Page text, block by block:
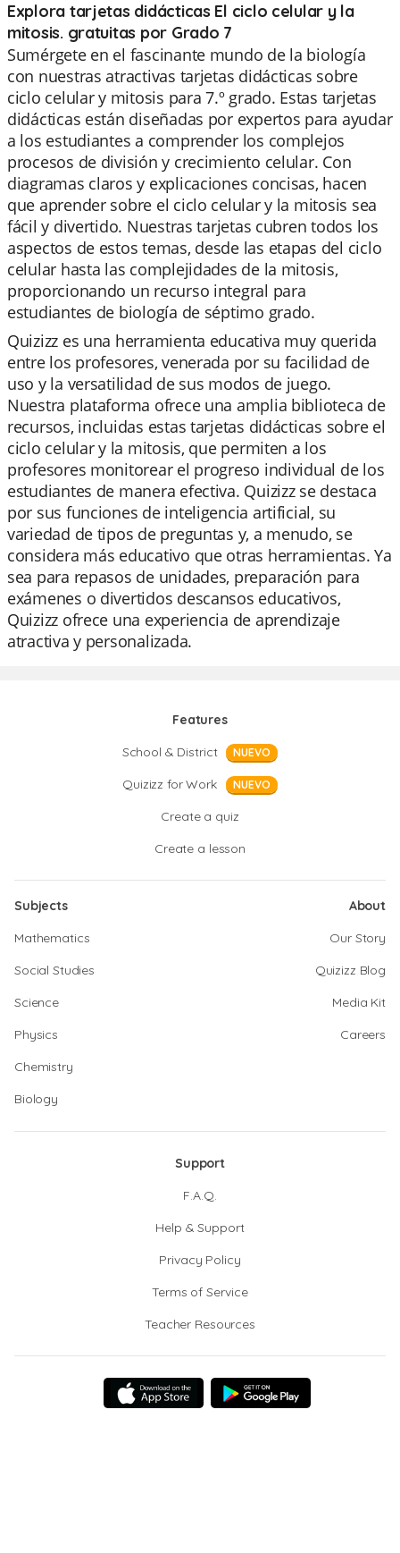
Explora tarjetas didácticas El ciclo celular y la
mitosis. gratuitas por Grado 7
Sumérgete en el fascinante mundo de la biología
con nuestras atractivas tarjetas didácticas sobre
ciclo celular y mitosis para 7.º grado. Estas tarjetas
didácticas están diseñadas por expertos para ayudar
a los estudiantes a comprender los complejos
procesos de división y crecimiento celular. Con
diagramas claros y explicaciones concisas, hacen
que aprender sobre el ciclo celular y la mitosis sea
fácil y divertido. Nuestras tarjetas cubren todos los
aspectos de estos temas, desde las etapas del ciclo
celular hasta las complejidades de la mitosis,
proporcionando un recurso integral para
estudiantes de biología de séptimo grado.
Quizizz es una herramienta educativa muy querida
entre los profesores, venerada por su facilidad de
uso y la versatilidad de sus modos de juego.
Nuestra plataforma ofrece una amplia biblioteca de
recursos, incluidas estas tarjetas didácticas sobre el
ciclo celular y la mitosis, que permiten a los
profesores monitorear el progreso individual de los
estudiantes de manera efectiva. Quizizz se destaca
por sus funciones de inteligencia artificial, su
variedad de tipos de preguntas y, a menudo, se
considera más educativo que otras herramientas. Ya
sea para repasos de unidades, preparación para
exámenes o divertidos descansos educativos,
Quizizz ofrece una experiencia de aprendizaje
atractiva y personalizada.
Features
School & District
NUEVO
Quizizz for Work NUEVO
Create a quiz
Create a lesson
Subjects
Mathematics
Social Studies
Science
Physics
Chemistry
Biology
About
Our Story
Quizizz Blog
Media Kit
Careers
Support
F.A.Q.
Help & Support
Privacy Policy
Terms of Service
Teacher Resources